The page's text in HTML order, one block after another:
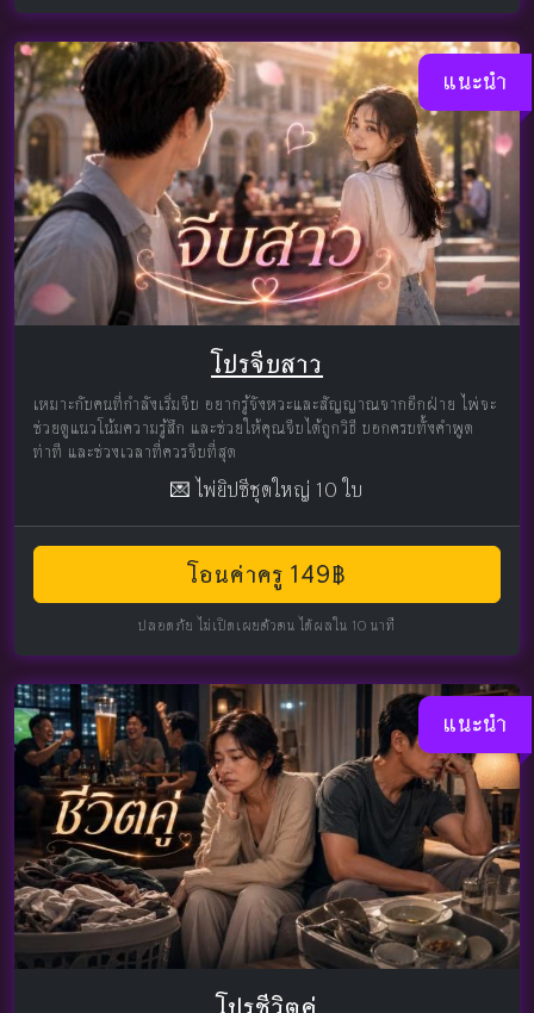
แนะนำ
โปรจีบสาว
เหมาะกับคนที่กำลังเริ่มจีบ อยากรู้จังหวะและสัญญาณจากอีกฝ่าย ไพ่จะ
ช่วยดูแนวโน้มความรู้สึก และช่วยให้คุณจีบได้ถูกวิธี บอกครบทั้งคำพูด
ท่าที และช่วงเวลาที่ควรจีบที่สุด
💌 ไพ่ยิปซีชุดใหญ่ 10 ใบ
โอนค่าครู 149฿
ปลอดภัย ไม่เปิดเผยตัวตน ได้ผลใน 10 นาที
แนะนำ